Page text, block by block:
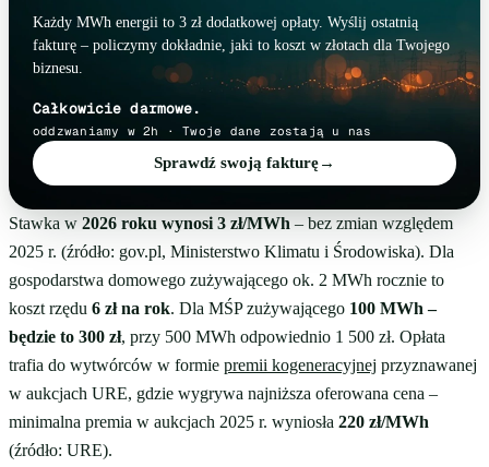
Każdy MWh energii to 3 zł dodatkowej opłaty. Wyślij ostatnią
fakturę – policzymy dokładnie, jaki to koszt w złotach dla Twojego
biznesu.
Sprawdź swoją fakturę→
Całkowicie darmowe.
oddzwaniamy w 2h · Twoje dane zostają u nas
Stawka w 2026 roku wynosi 3 zł/MWh – bez zmian względem
2025 r. (źródło: gov.pl, Ministerstwo Klimatu i Środowiska). Dla
gospodarstwa domowego zużywającego ok. 2 MWh rocznie to
koszt rzędu 6 zł na rok. Dla MŚP zużywającego 100 MWh –
będzie to 300 zł, przy 500 MWh odpowiednio 1 500 zł. Opłata
trafia do wytwórców w formie premii kogeneracyjnej przyznawanej
w aukcjach URE, gdzie wygrywa najniższa oferowana cena –
minimalna premia w aukcjach 2025 r. wyniosła 220 zł/MWh
(źródło: URE).